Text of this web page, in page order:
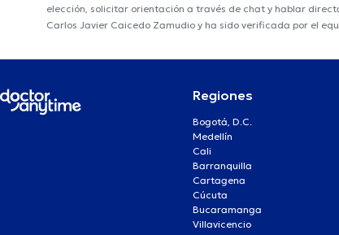
elección, solicitar orientación a través de chat y hablar
Carlos Javier Caicedo Zamudio y ha sido verificada por el
Regiones
Bogotá, D.C.
Medellín
Cali
Barranquilla
Cartagena
Cúcuta
Bucaramanga
Villavicencio